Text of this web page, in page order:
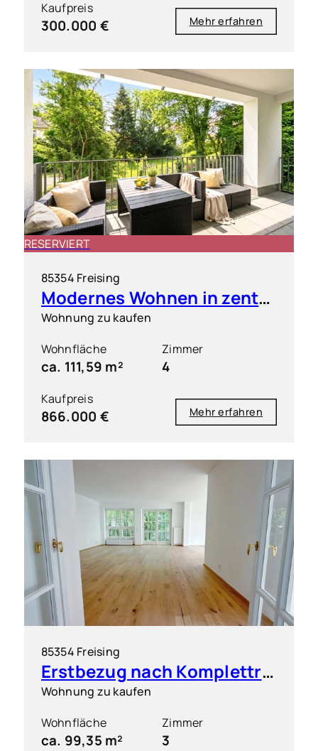
Kaufpreis
300.000 € Mehr erfahren
RESERVIERT
85354 Freising
Modernes Wohnen in zentraler Bestlage von Freising inkl. 2 TG-Stellplätze
Wohnung zu kaufen
Wohnfläche
ca. 111,59 m²
Zimmer
4
Kaufpreis
866.000 € Mehr erfahren
85354 Freising
Erstbezug nach Komplettrenovierung: Elegante 3 Zimmer Wohnung in zentrumsnaher Lage
Wohnung zu kaufen
Wohnfläche
ca. 99,35 m²
Zimmer
3